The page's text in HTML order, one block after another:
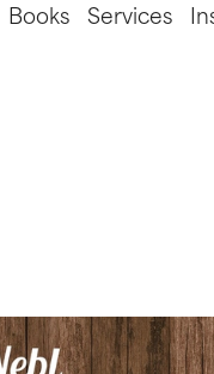
Books Services